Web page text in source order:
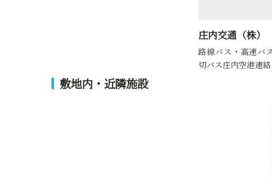
庄内交通（株）
路線バス・高速バ
切バス庄内空港連
敷地内・近隣施設